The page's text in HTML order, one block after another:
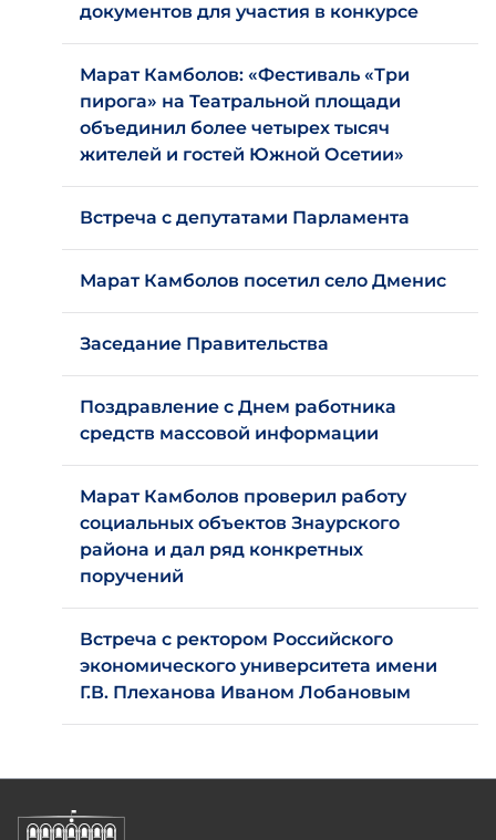
документов для участия в конкурсе
Марат Камболов: «Фестиваль «Три
пирога» на Театральной площади
объединил более четырех тысяч
жителей и гостей Южной Осетии»
Встреча с депутатами Парламента
Марат Камболов посетил село Дменис
Заседание Правительства
Поздравление с Днем работника
средств массовой информации
Марат Камболов проверил работу
социальных объектов Знаурского
района и дал ряд конкретных
поручений
Встреча с ректором Российского
экономического университета имени
Г.В. Плеханова Иваном Лобановым